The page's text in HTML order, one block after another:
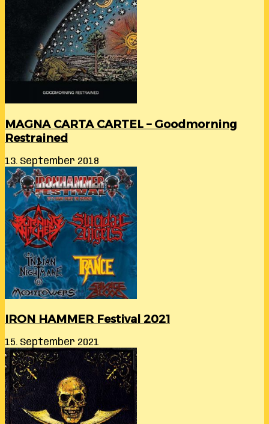
MAGNA CARTA CARTEL – Goodmorning
Restrained
13. September 2018
IRON HAMMER Festival 2021
15. September 2021